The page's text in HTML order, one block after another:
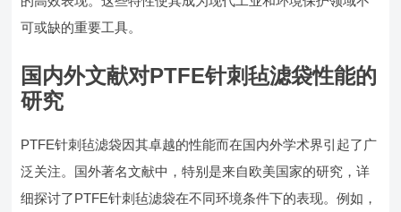
可或缺的重要工具。
国内外文献对PTFE针刺毡滤袋性能的
研究
PTFE针刺毡滤袋因其卓越的性能而在国内外学术界引起了广
泛关注。国外著名文献中，特别是来自欧美国家的研究，详
细探讨了PTFE针刺毡滤袋在不同环境条件下的表现。例如，